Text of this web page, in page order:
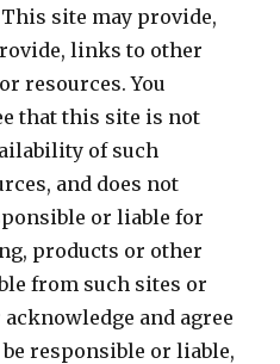
This site may provide,
links to other
resources. You
that this site is not
of such
and does not
or liable for
products or other
from such sites or
and agree
responsible or liable,